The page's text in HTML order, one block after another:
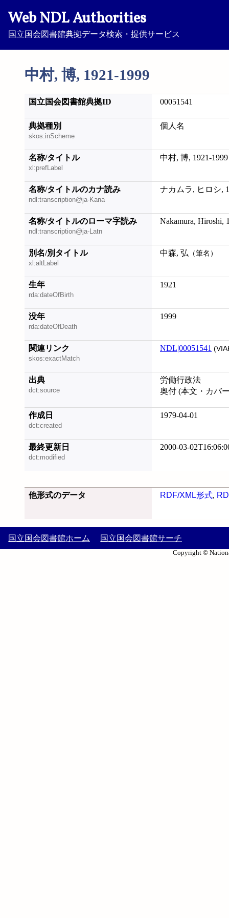
Web NDL Authorities
国立国会図書館典拠データ検索・提供サービス
中村, 博, 1921-1999
国立国会図書館典拠ID 00051541
典拠種別
skos:inScheme
個人名
名称/タイトル
xl:prefLabel
中村, 博, 1921-1999
名称/タイトルのカナ読み
ndl:transcription@ja-Kana
ナカムラ, ヒロシ,
名称/タイトルのローマ字読み
ndl:transcription@ja-Latn
Nakamura, Hiroshi,
別名/別タイトル
xl:altLabel
中森, 弘 （筆名）
生年
rda:dateOfBirth
1921
没年
rda:dateOfDeath
1999
関連リンク
skos:exactMatch
NDL|00051541
出典
dct:source
労働行政法
奥付 (本文・カバ
作成日
dct:created
1979-04-01
最終更新日
dct:modified
2000-03-
他形式のデータ RDF/XML形式,
国立国会図書館ホーム 国立国会図書館サーチ
Copyright ©